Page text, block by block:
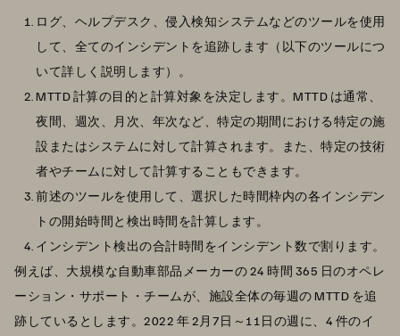
ログ、ヘルプデスク、侵入検知システムなどのツールを使用
して、全てのインシデントを追跡します（以下のツールにつ
いて詳しく説明します）。
MTTD 計算の目的と計算対象を決定します。MTTD は通常、
夜間、週次、月次、年次など、特定の期間における特定の施
設またはシステムに対して計算されます。また、特定の技術
者やチームに対して計算することもできます。
前述のツールを使用して、選択した時間枠内の各インシデン
トの開始時間と検出時間を計算します。
インシデント検出の合計時間をインシデント数で割ります。
例えば、大規模な自動車部品メーカーの 24 時間 365 日のオペレ
ーション・サポート・チームが、施設全体の毎週の MTTD を追
跡しているとします。2022 年 2月7日～11日の週に、4 件のイ